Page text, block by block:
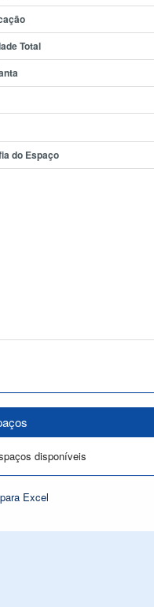
Total
do Espaço
disponíveis
Excel